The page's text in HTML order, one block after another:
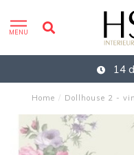
MENU
14
Home / Dollhouse 2 -